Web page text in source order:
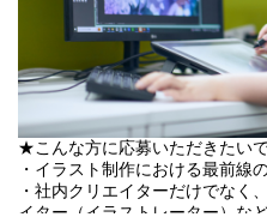
＜案件例＞
https://aqua-star.co.jp/blog/
★こんな方に応募いただきたい
・イラスト制作における最前線
・社内クリエイターだけでなく
イター（イラストレーター）な